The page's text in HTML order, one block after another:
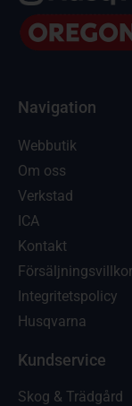
Navigation
Webbutik
Om oss
Verkstad
ICA
Kontakt
Försäljningsvillkor
Integritetspolicy
Husqvarna
Kundservice
Skog & Trädgård